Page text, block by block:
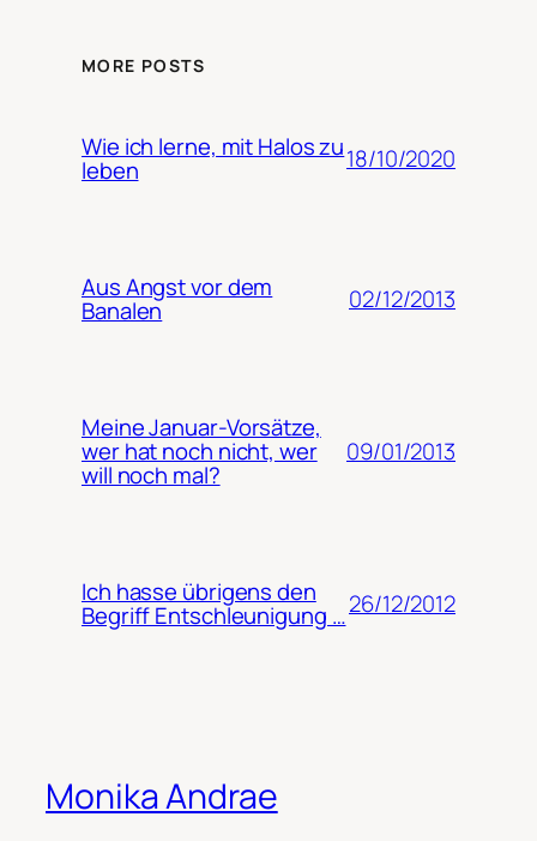
MORE POSTS
Wie ich lerne, mit Halos zu
leben 18/10/2020
Aus Angst vor dem
Banalen 02/12/2013
Meine Januar-Vorsätze,
wer hat noch nicht, wer
will noch mal?
09/01/2013
Ich hasse übrigens den
Begriff Entschleunigung …26/12/2012
Monika Andrae